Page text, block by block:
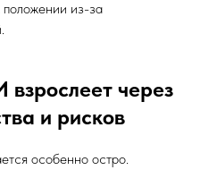
положении из-за
через
и рисков
особенно остро.